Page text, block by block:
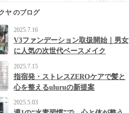
ヤ のブログ
2025.7.16
V3ファンデーション取扱開始｜男女
に人気の次世代ベースメイク
2025.7.15
指宿発・ストレスZEROケアで髪と
心を整えるuluruの新提案
2025.5.03